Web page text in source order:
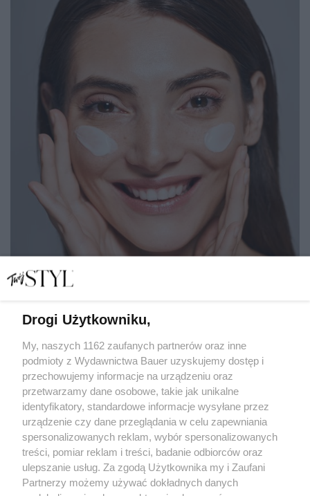
skóry i przywraca jej piękny wygląd
MATYLDA NOWAK
PIELĘGNACJA
Drogi Użytkowniku,
My, naszych 1162 zaufanych partnerów oraz inne
podmioty z Wydawnictwa Bauer uzyskujemy dostęp i
przechowujemy informacje na urządzeniu oraz
przetwarzamy dane osobowe, takie jak unikalne
identyfikatory, standardowe informacje wysyłane przez
urządzenie czy dane przeglądania w celu zapewniania
spersonalizowanych reklam, wybór spersonalizowanych
treści, pomiar reklam i treści, badanie odbiorców oraz
ulepszanie usług. Za zgodą Użytkownika my i Zaufani
Partnerzy możemy używać dokładnych danych